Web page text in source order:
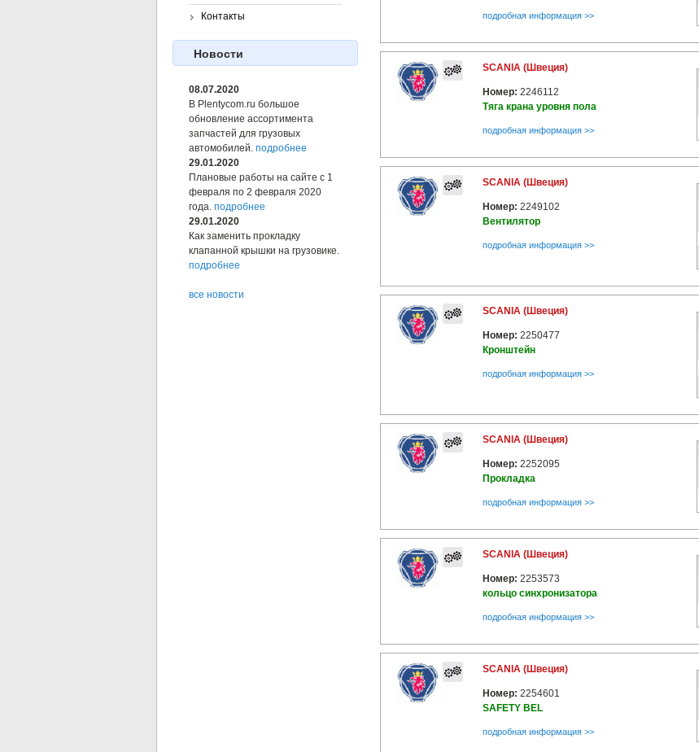
подробная информация >>
SCANIA (Швеция)
Номер: 2246112
Тяга крана уровня пола
подробная информация >>
SCANIA (Швеция)
Номер: 2249102
Вентилятор
подробная информация >>
SCANIA (Швеция)
Номер: 2250477
Кронштейн
подробная информация >>
SCANIA (Швеция)
Номер: 2252095
Прокладка
подробная информация >>
SCANIA (Швеция)
Номер: 2253573
кольцо синхронизатора
подробная информация >>
SCANIA (Швеция)
Номер: 2254601
SAFETY BEL
подробная информация >>
Контакты
Новости
08.07.2020
В Plentycom.ru большое
обновление ассортимента
запчастей для грузовых
автомобилей. подробнее
29.01.2020
Плановые работы на сайте с 1
февраля по 2 февраля 2020
года. подробнее
29.01.2020
Как заменить прокладку
клапанной крышки на грузовике.
подробнее
все новости